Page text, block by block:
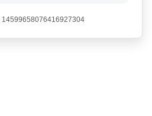
14599658076416927304